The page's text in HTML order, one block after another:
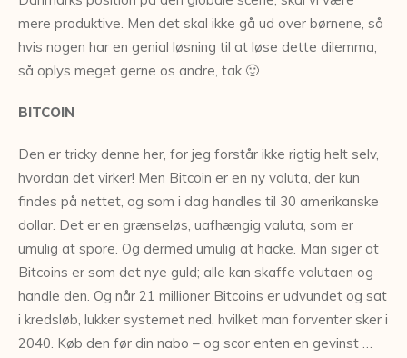
mere produktive. Men det skal ikke gå ud over børnene, så
hvis nogen har en genial løsning til at løse dette dilemma,
så oplys meget gerne os andre, tak 🙂
BITCOIN
Den er tricky denne her, for jeg forstår ikke rigtig helt selv,
hvordan det virker! Men Bitcoin er en ny valuta, der kun
findes på nettet, og som i dag handles til 30 amerikanske
dollar. Det er en grænseløs, uafhængig valuta, som er
umulig at spore. Og dermed umulig at hacke. Man siger at
Bitcoins er som det nye guld; alle kan skaffe valutaen og
handle den. Og når 21 millioner Bitcoins er udvundet og sat
i kredsløb, lukker systemet ned, hvilket man forventer sker i
2040. Køb den før din nabo – og scor enten en gevinst …